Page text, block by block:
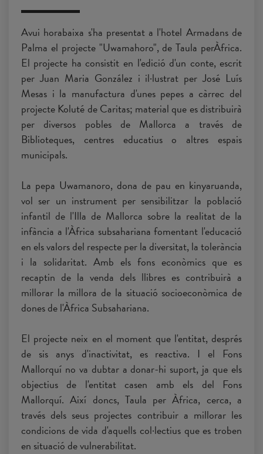
Avui horabaixa s'ha presentat a l'hotel Armadans de
Palma el projecte "Uwamahoro", de Taula perÀfrica.
El projecte ha consistit en l'edició d'un conte, escrit
per Juan Maria González i il·lustrat per José Luís
Mesas i la manufactura d'unes pepes a càrrec del
projecte Koluté de Caritas; material que es distribuirà
per diversos pobles de Mallorca a través de
Biblioteques, centres educatius o altres espais
municipals.
La pepa Uwamanoro, dona de pau en kinyaruanda,
vol ser un instrument per sensibilitzar la població
infantil de l'Illa de Mallorca sobre la realitat de la
infància a l'Àfrica subsahariana fomentant l'educació
en els valors del respecte per la diversitat, la tolerància
i la solidaritat. Amb els fons econòmics que es
recaptin de la venda dels llibres es contribuirà a
millorar la millora de la situació socioeconòmica de
dones de l'Àfrica Subsahariana.
El projecte neix en el moment que l'entitat, després
de sis anys d'inactivitat, es reactiva. I el Fons
Mallorquí no va dubtar a donar-hi suport, ja que els
objectius de l'entitat casen amb els del Fons
Mallorquí. Així doncs, Taula per Àfrica, cerca, a
través dels seus projectes contribuir a millorar les
condicions de vida d'aquells col·lectius que es troben
en situació de vulnerabilitat.